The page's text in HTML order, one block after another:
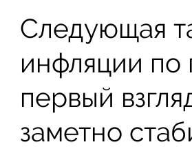
Следующая
инфляции по
первый
заметно